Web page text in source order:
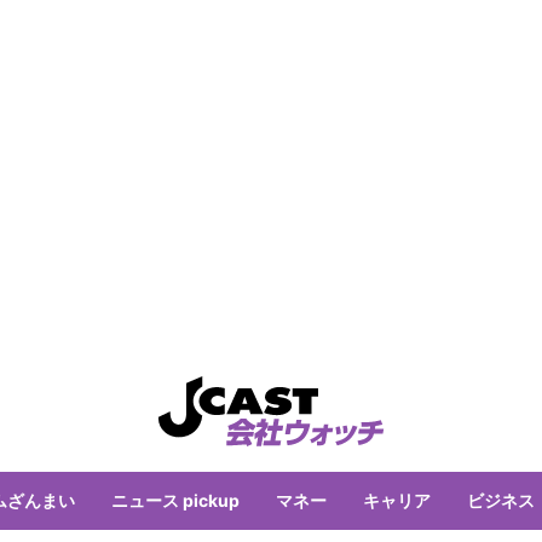
ざんまい ニュース pickup マネー キャリア ビジネス